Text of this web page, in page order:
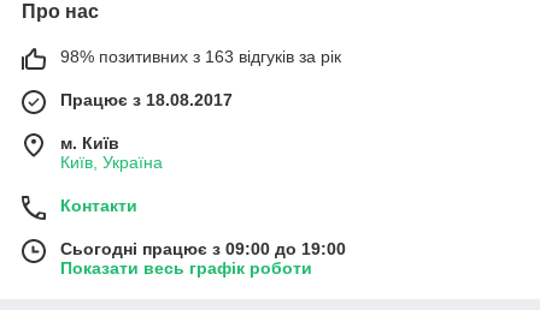
Про нас
98% позитивних з 163 відгуків за рік
Працює з 18.08.2017
м. Київ
Київ, Україна
Контакти
Сьогодні працює з 09:00 до 19:00
Показати весь графік роботи